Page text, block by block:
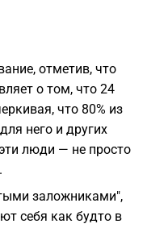
отметив, что
о том, что 24
что 80% из
него и других
люди — не просто
заложниками",
себя как будто в